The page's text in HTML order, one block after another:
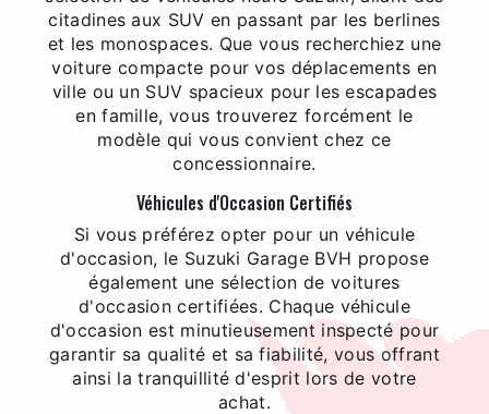
citadines aux SUV en passant par les berlines
et les monospaces. Que vous recherchiez une
voiture compacte pour vos déplacements en
ville ou un SUV spacieux pour les escapades
en famille, vous trouverez forcément le
modèle qui vous convient chez ce
concessionnaire.
Véhicules d'Occasion Certifiés
Si vous préférez opter pour un véhicule
d'occasion, le Suzuki Garage BVH propose
également une sélection de voitures
d'occasion certifiées. Chaque véhicule
d'occasion est minutieusement inspecté pour
garantir sa qualité et sa fiabilité, vous offrant
ainsi la tranquillité d'esprit lors de votre
achat.